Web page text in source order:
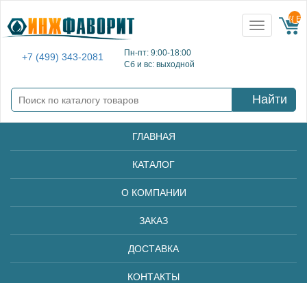
+7 (499) 343-2081
Пн-пт: 9:00-18:00
Сб и вс: выходной
Toggle
navigation
{{
Найти
ГЛАВНАЯ
КАТАЛОГ
О КОМПАНИИ
ЗАКАЗ
ДОСТАВКА
КОНТАКТЫ